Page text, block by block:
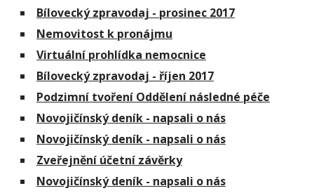
Bílovecký zpravodaj - prosinec 2017
Nemovitost k pronájmu
Virtuální prohlídka nemocnice
Bílovecký zpravodaj - říjen 2017
Podzimní tvoření Oddělení následné péče
Novojičínský deník - napsali o nás
Novojičínský deník - napsali o nás
Zveřejnění účetní závěrky
Novojičínský deník - napsali o nás